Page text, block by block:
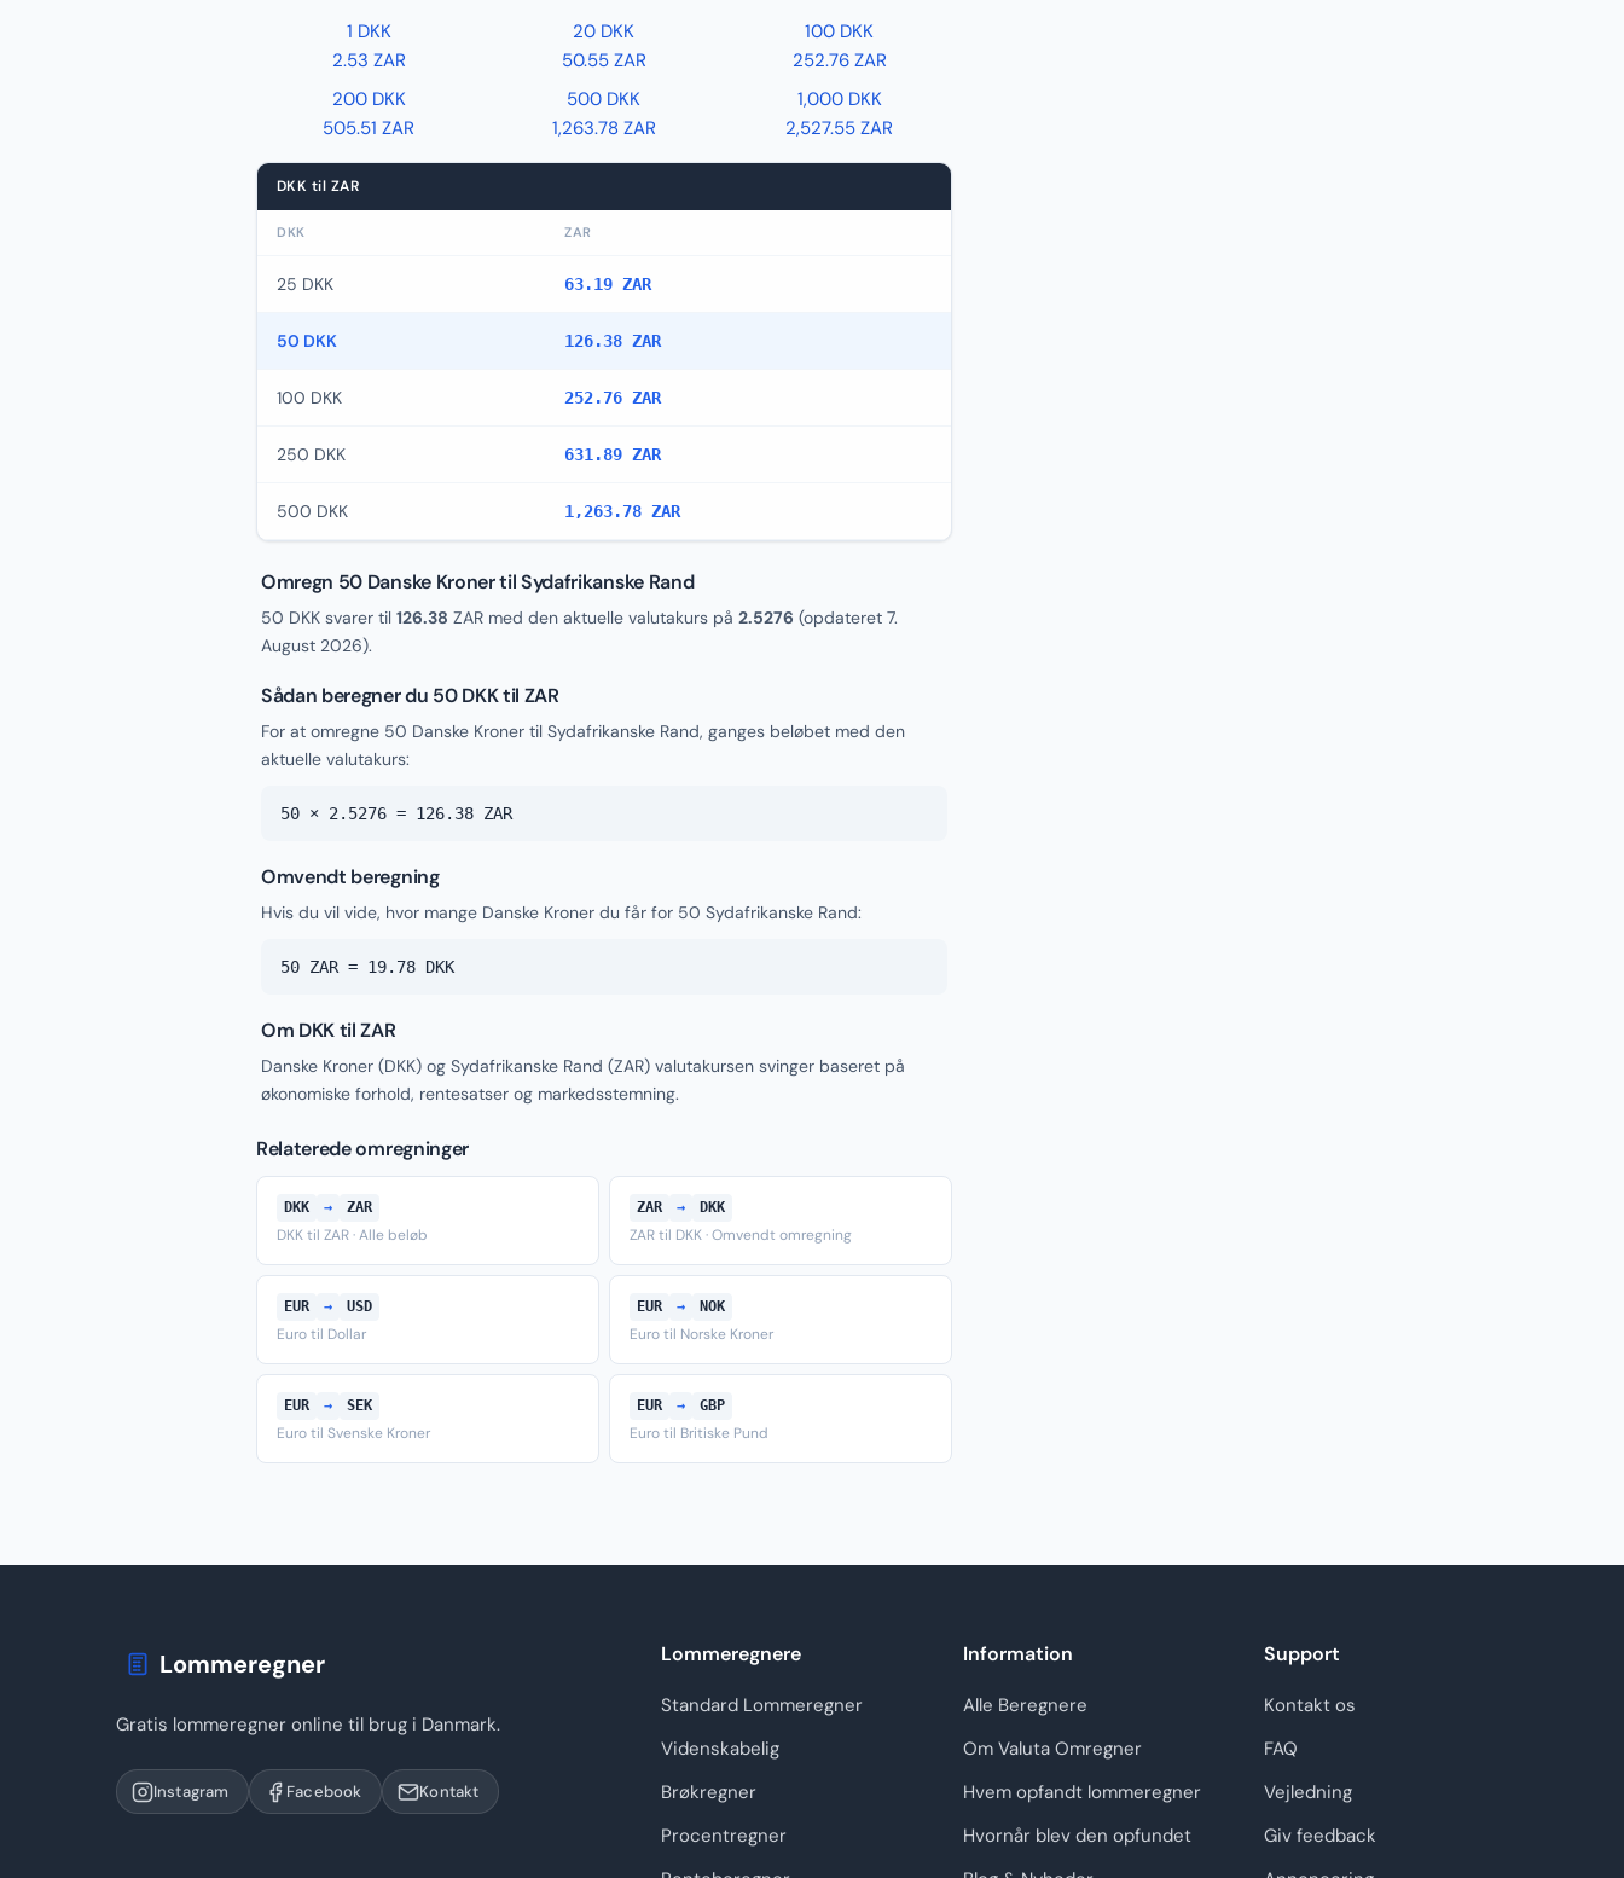
1 DKK
2.53 ZAR
20 DKK
50.55 ZAR
100 DKK
252.76 ZAR
200 DKK
505.51 ZAR
500 DKK
1,263.78 ZAR
1,000 DKK
2,527.55 ZAR
DKK til ZAR
DKK ZAR
25 DKK 63.19 ZAR
50 DKK 126.38 ZAR
100 DKK 252.76 ZAR
250 DKK 631.89 ZAR
500 DKK 1,263.78 ZAR
Omregn 50 Danske Kroner til Sydafrikanske Rand
50 DKK svarer til 126.38 ZAR med den aktuelle valutakurs på 2.5276 (opdateret 7.
August 2026).
Sådan beregner du 50 DKK til ZAR
For at omregne 50 Danske Kroner til Sydafrikanske Rand, ganges beløbet med den
aktuelle valutakurs:
50 × 2.5276 = 126.38 ZAR
Omvendt beregning
Hvis du vil vide, hvor mange Danske Kroner du får for 50 Sydafrikanske Rand:
50 ZAR = 19.78 DKK
Om DKK til ZAR
Danske Kroner (DKK) og Sydafrikanske Rand (ZAR) valutakursen svinger baseret på
økonomiske forhold, rentesatser og markedsstemning.
Relaterede omregninger
DKK → ZAR
DKK til ZAR · Alle beløb
ZAR → DKK
ZAR til DKK · Omvendt omregning
EUR → USD
Euro til Dollar
EUR → NOK
Euro til Norske Kroner
EUR → SEK
Euro til Svenske Kroner
EUR → GBP
Euro til Britiske Pund
Lommeregner
Gratis lommeregner online til brug i Danmark.
Instagram Facebook Kontakt
Lommeregnere
Standard Lommeregner
Videnskabelig
Brøkregner
Procentregner
Information
Alle Beregnere
Om Valuta Omregner
Hvem opfandt lommeregner
Hvornår blev den opfundet
Support
Kontakt os
FAQ
Vejledning
Giv feedback